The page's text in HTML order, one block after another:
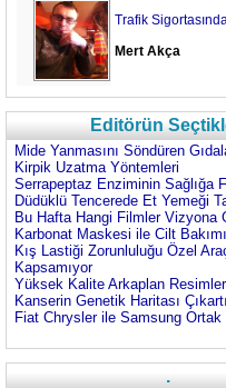
Trafik
Mert Akça
Editörün
Mide Yanmasını Söndüren
Kirpik Uzatma Yöntemleri
Serrapeptaz Enziminin Sağlığa
Düdüklü Tencerede Et Yemeği
Bu Hafta Hangi Filmler Vizyona
Karbonat Maskesi ile Cilt Bakımı
Kış Lastiği Zorunluluğu Özel
Kapsamıyor
Yüksek Kalite Arkaplan
Kanserin Genetik Haritası
Fiat Chrysler ile Samsung Ortak
.